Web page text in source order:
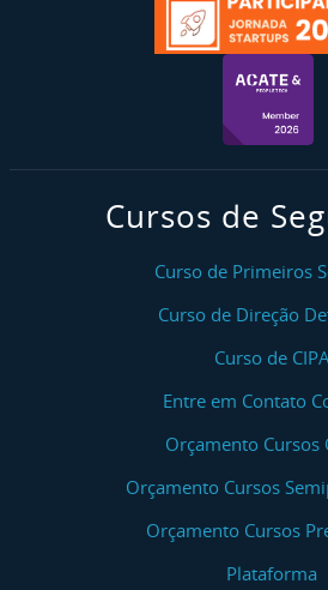
Cursos de
Curso de Primeiros
Curso de Direção
Curso de
Entre em Contato
Orçamento Cursos
Orçamento Cursos
Orçamento Cursos
Plataforma